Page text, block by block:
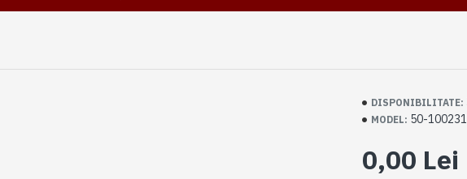
DISPONIBILITATE:
MODEL: 50-
0,00 Lei